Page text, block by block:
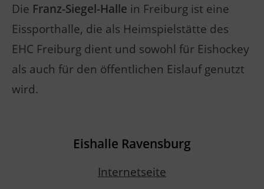
Die Franz-Siegel-Halle in Freiburg ist eine
Eissporthalle, die als Heimspielstätte des
EHC Freiburg dient und sowohl für Eishockey
als auch für den öffentlichen Eislauf genutzt
wird.
Eishalle Ravensburg
Internetseite